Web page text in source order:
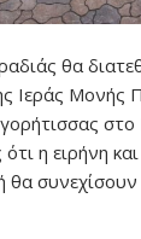
θα
Ιεράς Μονής
στο
ότιηειρήνη
θα